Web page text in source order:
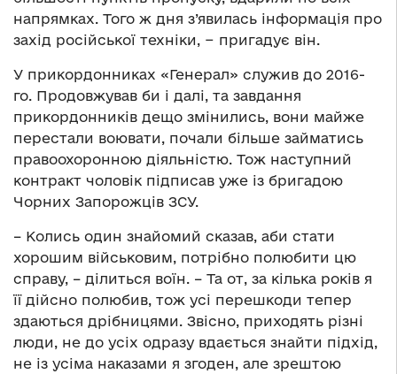
напрямках. Того ж дня з’явилась інформація про
захід російської техніки, − пригадує він.
У прикордонниках «Генерал» служив до 2016-
го. Продовжував би і далі, та завдання
прикордонників дещо змінились, вони майже
перестали воювати, почали більше займатись
правоохоронною діяльністю. Тож наступний
контракт чоловік підписав уже із бригадою
Чорних Запорожців ЗСУ.
– Колись один знайомий сказав, аби стати
хорошим військовим, потрібно полюбити цю
справу, – ділиться воїн. – Та от, за кілька років я
її дійсно полюбив, тож усі перешкоди тепер
здаються дрібницями. Звісно, приходять різні
люди, не до усіх одразу вдається знайти підхід,
не із усіма наказами я згоден, але зрештою